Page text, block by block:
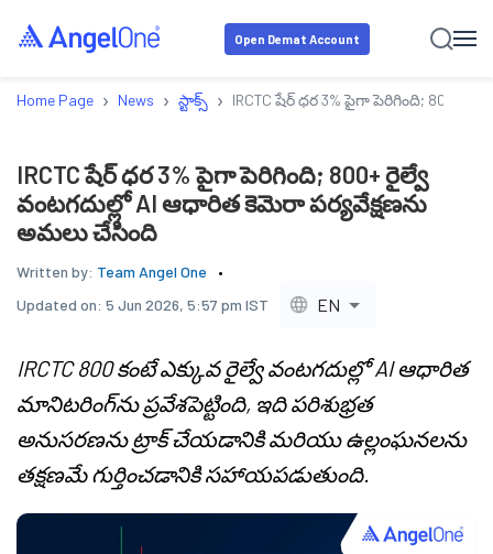
Open Demat Account
Home Page › News › స్టాక్స్ › IRCTC షేర్ ధర 3% పైగా పెరిగింది; 800+
IRCTC షేర్ ధర 3% పైగా పెరిగింది; 800+ రైల్వే
వంటగదుల్లో AI ఆధారిత కెమెరా పర్యవేక్షణను
అమలు చేసింది
Written by: Team Angel One
Updated on: 5 Jun 2026, 5:57 pm IST EN
IRCTC 800 కంటే ఎక్కువ రైల్వే వంటగదుల్లో AI ఆధారిత
మానిటరింగ్‌ను ప్రవేశపెట్టింది, ఇది పరిశుభ్రత
అనుసరణను ట్రాక్ చేయడానికి మరియు ఉల్లంఘనలను
తక్షణమే గుర్తించడానికి సహాయపడుతుంది.